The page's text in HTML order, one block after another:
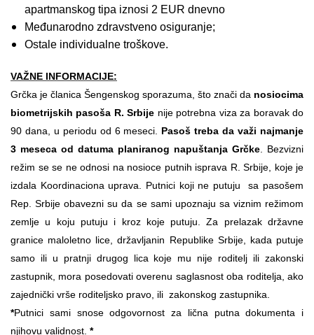
apartmanskog tipa iznosi 2 EUR dnevno
Međunarodno zdravstveno osiguranje;
Ostale individualne troškove.
VAŽNE INFORMACIJE:
Grčka je članica Šengenskog sporazuma, što znači da nosiocima
biometrijskih pasoša R. Srbije nije potrebna viza za boravak do
90 dana, u periodu od 6 meseci. Pasoš treba da važi najmanje
3 meseca od datuma planiranog napuštanja Grčke . Bezvizni
režim se se ne odnosi na nosioce putnih isprava R. Srbije, koje je
izdala Koordinaciona uprava. Putnici koji ne putuju sa pasošem
Rep. Srbije obavezni su da se sami upoznaju sa viznim režimom
zemlje u koju putuju i kroz koje putuju. Za prelazak državne
granice maloletno lice, državljanin Republike Srbije, kada putuje
samo ili u pratnji drugog lica koje mu nije roditelj ili zakonski
zastupnik, mora posedovati overenu saglasnost oba roditelja, ako
zajednički vrše roditeljsko pravo, ili zakonskog zastupnika.
*Putnici sami snose odgovornost za lična putna dokumenta i
njihovu validnost. *